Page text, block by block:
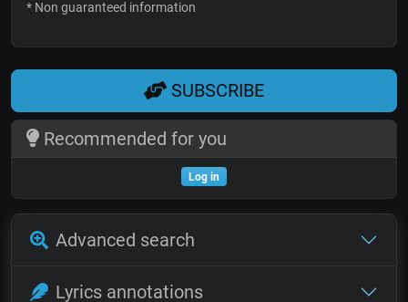
* Non guaranteed information
SUBSCRIBE
Recommended for you
Log in
Advanced search
Lyrics annotations